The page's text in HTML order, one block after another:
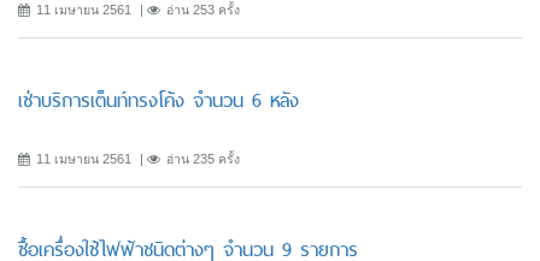
11 เมษายน 2561 อ่าน 253 ครั้ง
เช่าบริการเต็นท์ทรงโค้ง จํานวน 6 หลัง
11 เมษายน 2561 อ่าน 235 ครั้ง
ซื้อเครื่องใช้ไฟฟ้าชนิดต่างๆ จำนวน 9 รายการ